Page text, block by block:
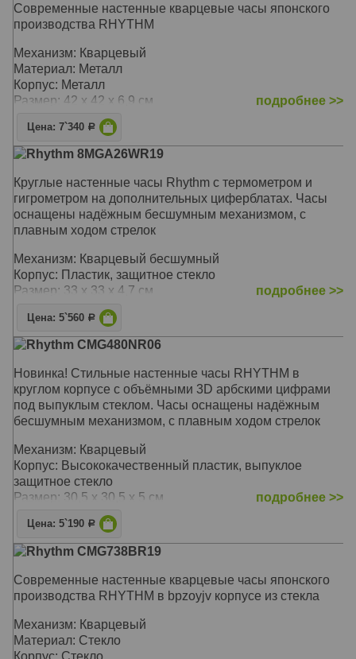
Современные настенные кварцевые часы японского
производства RHYTHM
Механизм: Кварцевый
Материал: Металл
Корпус: Металл
Размер: 42 х 42 х 6,9 см
подробнее >>
Цена: 7`340 Р
Rhythm 8MGA26WR19
Круглые настенные часы Rhythm с термометром и
гигрометром на дополнительных циферблатах. Часы
оснащены надёжным бесшумным механизмом, с
плавным ходом стрелок
Механизм: Кварцевый бесшумный
Корпус: Пластик, защитное стекло
Размер: 33 x 33 х 4,7 см
подробнее >>
Цена: 5`560 Р
Rhythm CMG480NR06
Новинка! Стильные настенные часы RHYTHM в
круглом корпусе с объёмными 3D арбскими цифрами
под выпуклым стеклом. Часы оснащены надёжным
бесшумным механизмом, с плавным ходом стрелок
Механизм: Кварцевый
Корпус: Высококачественный пластик, выпуклое
защитное стекло
Размер: 30,5 х 30,5 х 5 см
подробнее >>
Цена: 5`190 Р
Rhythm CMG738BR19
Современные настенные кварцевые часы японского
производства RHYTHM в bpzoyjv корпусе из стекла
Механизм: Кварцевый
Материал: Стекло
Корпус: Стекло